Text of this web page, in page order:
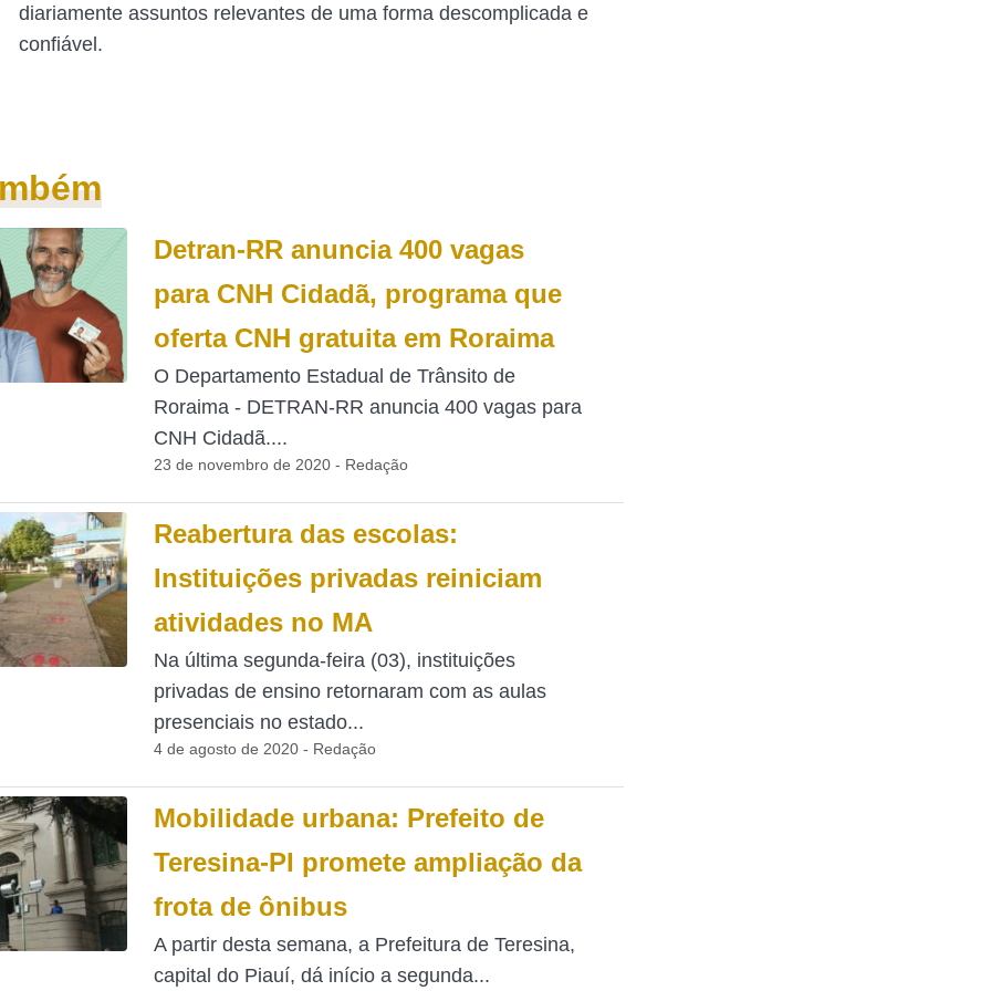
diariamente assuntos relevantes de uma forma descomplicada e
confiável.
Detran-RR anuncia 400 vagas
para CNH Cidadã, programa que
oferta CNH gratuita em Roraima
O Departamento Estadual de Trânsito de
Roraima - DETRAN-RR anuncia 400 vagas para
CNH Cidadã....
23 de novembro de 2020 - Redação
Reabertura das escolas:
Instituições privadas reiniciam
atividades no MA
Na última segunda-feira (03), instituições
privadas de ensino retornaram com as aulas
presenciais no estado...
4 de agosto de 2020 - Redação
Mobilidade urbana: Prefeito de
Teresina-PI promete ampliação da
frota de ônibus
A partir desta semana, a Prefeitura de Teresina,
capital do Piauí, dá início a segunda...